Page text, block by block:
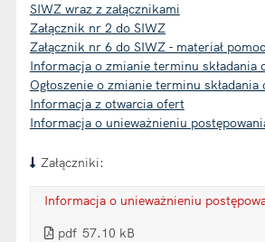
SIWZ wraz z załącznikami
Załącznik nr 2 do SIWZ
Załącznik nr 6 do SIWZ - materiał
Informacja o zmianie terminu składania
Ogłoszenie o zmianie terminu składania
Informacja z otwarcia ofert
Informacja o unieważnieniu
Załączniki:
Informacja o unieważnieniu
pdf 57.10 kB